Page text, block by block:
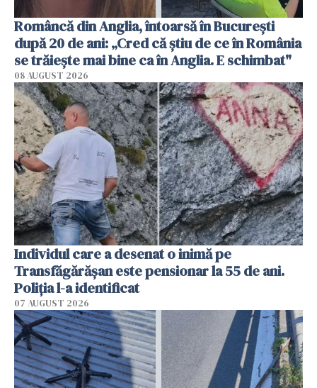
Româncă din Anglia, întoarsă în București
după 20 de ani: „Cred că știu de ce în România
se trăiește mai bine ca în Anglia. E schimbat"
08 AUGUST 2026
Individul care a desenat o inimă pe
Transfăgărășan este pensionar la 55 de ani.
Poliția l-a identificat
07 AUGUST 2026